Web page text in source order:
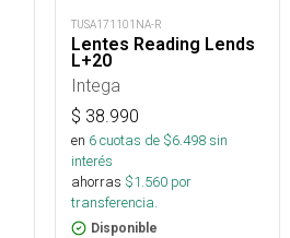
TUSA171101NA-R
Lentes Reading Lends
L+20
Intega
$ 38.990
en 6cuotas de $6.498sin
interés
ahorras $1.560 por
transferencia.
Disponible